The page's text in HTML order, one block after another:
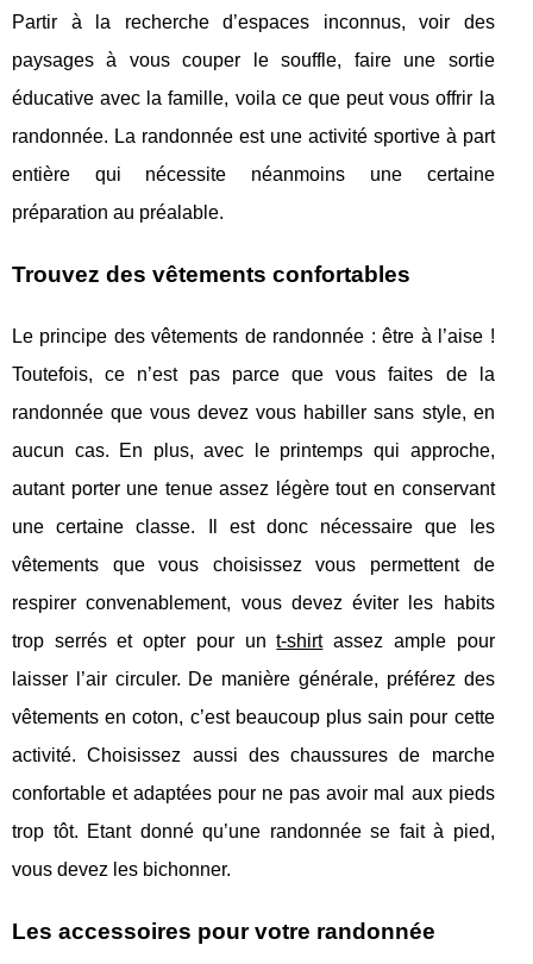
Partir à la recherche d’espaces inconnus, voir des
paysages à vous couper le souffle, faire une sortie
éducative avec la famille, voila ce que peut vous offrir la
randonnée. La randonnée est une activité sportive à part
entière qui nécessite néanmoins une certaine
préparation au préalable.
Trouvez des vêtements confortables
Le principe des vêtements de randonnée : être à l’aise !
Toutefois, ce n’est pas parce que vous faites de la
randonnée que vous devez vous habiller sans style, en
aucun cas. En plus, avec le printemps qui approche,
autant porter une tenue assez légère tout en conservant
une certaine classe. Il est donc nécessaire que les
vêtements que vous choisissez vous permettent de
respirer convenablement, vous devez éviter les habits
trop serrés et opter pour unt-shirtassez ample pour
laisser l’air circuler. De manière générale, préférez des
vêtements en coton, c’est beaucoup plus sain pour cette
activité. Choisissez aussi des chaussures de marche
confortable et adaptées pour ne pas avoir mal aux pieds
trop tôt. Etant donné qu’une randonnée se fait à pied,
vous devez les bichonner.
Les accessoires pour votre randonnée